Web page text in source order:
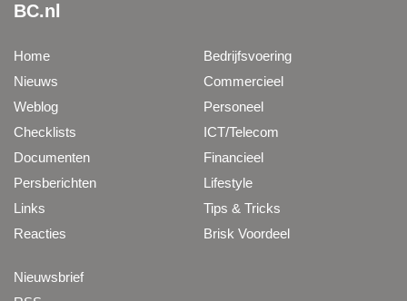
BC.nl
Home
Nieuws
Weblog
Checklists
Documenten
Persberichten
Links
Reacties
Bedrijfsvoering
Commercieel
Personeel
ICT/Telecom
Financieel
Lifestyle
Tips & Tricks
Brisk Voordeel
Nieuwsbrief